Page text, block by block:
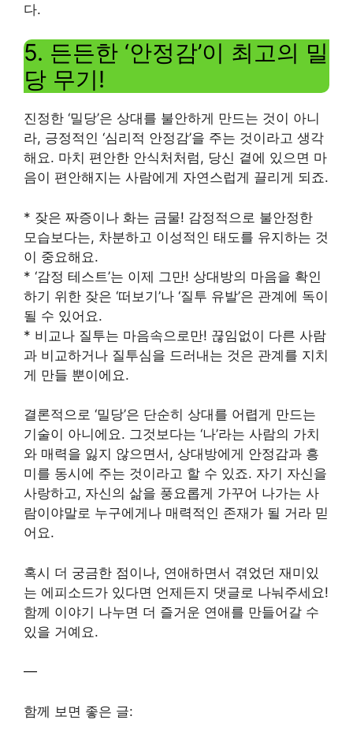
다.
5. 든든한 ‘안정감’이 최고의 밀
당 무기!
진정한 ‘밀당’은 상대를 불안하게 만드는 것이 아니
라, 긍정적인 ‘심리적 안정감’을 주는 것이라고 생각
해요. 마치 편안한 안식처처럼, 당신 곁에 있으면 마
음이 편안해지는 사람에게 자연스럽게 끌리게 되죠.
* 잦은 짜증이나 화는 금물! 감정적으로 불안정한
모습보다는, 차분하고 이성적인 태도를 유지하는 것
이 중요해요.
* ‘감정 테스트’는 이제 그만! 상대방의 마음을 확인
하기 위한 잦은 ‘떠보기’나 ‘질투 유발’은 관계에 독이
될 수 있어요.
* 비교나 질투는 마음속으로만! 끊임없이 다른 사람
과 비교하거나 질투심을 드러내는 것은 관계를 지치
게 만들 뿐이에요.
결론적으로 ‘밀당’은 단순히 상대를 어렵게 만드는
기술이 아니에요. 그것보다는 ‘나’라는 사람의 가치
와 매력을 잃지 않으면서, 상대방에게 안정감과 흥
미를 동시에 주는 것이라고 할 수 있죠. 자기 자신을
사랑하고, 자신의 삶을 풍요롭게 가꾸어 나가는 사
람이야말로 누구에게나 매력적인 존재가 될 거라 믿
어요.
혹시 더 궁금한 점이나, 연애하면서 겪었던 재미있
는 에피소드가 있다면 언제든지 댓글로 나눠주세요!
함께 이야기 나누면 더 즐거운 연애를 만들어갈 수
있을 거예요.
—
함께 보면 좋은 글: